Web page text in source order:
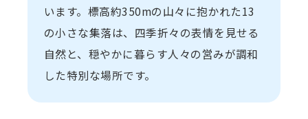
います。標高約350mの山々に抱かれた13
の小さな集落は、四季折々の表情を見せる
自然と、穏やかに暮らす人々の営みが調和
した特別な場所です。